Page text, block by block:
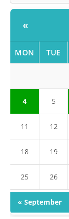
«
MON TUE
4 5
11 12
18 19
25 26
« September